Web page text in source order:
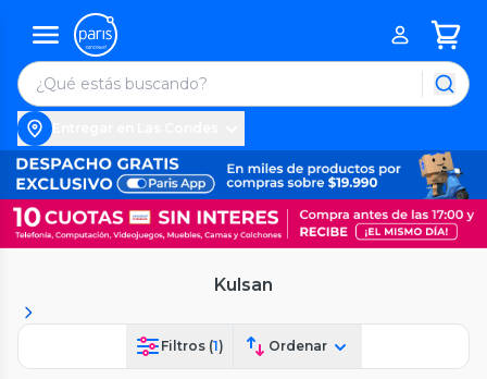
Kulsan
Filtros (1) Ordenar